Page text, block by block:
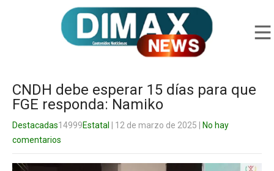
CNDH debe esperar 15 días para que
FGE responda: Namiko
Destacadas14999Estatal | 12 de marzo de 2025
No hay
comentarios